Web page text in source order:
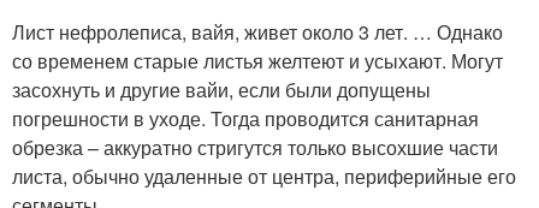
Лист нефролеписа, вайя, живет около 3 лет. … Однако
со временем старые листья желтеют и усыхают. Могут
засохнуть и другие вайи, если были допущены
погрешности в уходе. Тогда проводится санитарная
обрезка – аккуратно стригутся только высохшие части
листа, обычно удаленные от центра, периферийные его